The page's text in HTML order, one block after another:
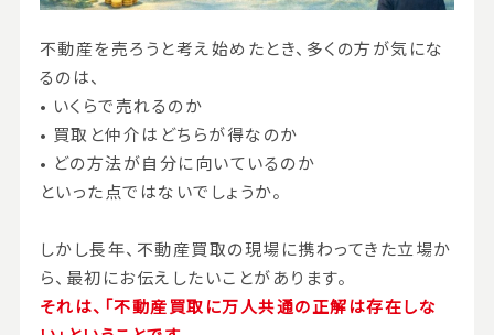
不動産を売ろうと考え始めたとき、多くの方が気にな
るのは、
• いくらで売れるのか
• 買取と仲介はどちらが得なのか
• どの方法が自分に向いているのか
といった点ではないでしょうか。
しかし長年、不動産買取の現場に携わってきた立場か
ら、最初にお伝えしたいことがあります。
それは、「不動産買取に万人共通の正解は存在しな